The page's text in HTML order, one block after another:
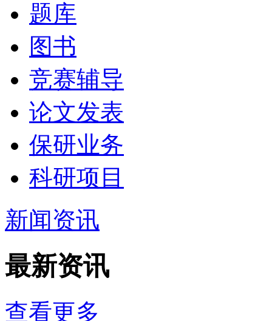
题库
图书
竞赛辅导
论文发表
保研业务
科研项目
新闻资讯
最新资讯
查看更多